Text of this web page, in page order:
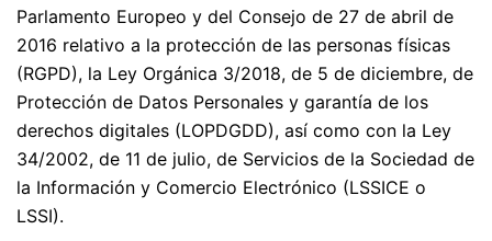
Parlamento Europeo y del Consejo de 27 de abril de
2016 relativo a la protección de las personas físicas
(RGPD), la Ley Orgánica 3/2018, de 5 de diciembre, de
Protección de Datos Personales y garantía de los
derechos digitales (LOPDGDD), así como con la Ley
34/2002, de 11 de julio, de Servicios de la Sociedad de
la Información y Comercio Electrónico (LSSICE o
LSSI).